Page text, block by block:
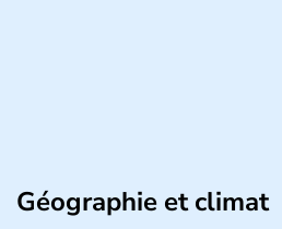
Géographie et climat